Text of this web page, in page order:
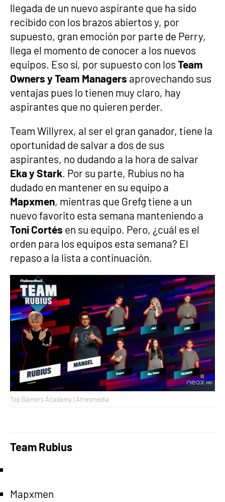
llegada de un nuevo aspirante que ha sido
recibido con los brazos abiertos y, por
supuesto, gran emoción por parte de Perry,
llega el momento de conocer a los nuevos
equipos. Eso sí, por supuesto con los Team
Owners y Team Managers aprovechando sus
ventajas pues lo tienen muy claro, hay
aspirantes que no quieren perder.
Team Willyrex, al ser el gran ganador, tiene la
oportunidad de salvar a dos de sus
aspirantes, no dudando a la hora de salvar
Eka y Stark . Por su parte, Rubius no ha
dudado en mantener en su equipo a
Mapxmen, mientras que Grefg tiene a un
nuevo favorito esta semana manteniendo a
Toni Cortés en su equipo. Pero, ¿cuál es el
orden para los equipos esta semana? El
repaso a la lista a continuación.
Top Gamers Academy | Atresmedia
Team Rubius
Mapxmen